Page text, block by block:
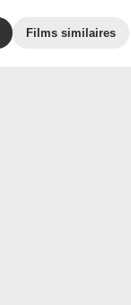
Films similaires